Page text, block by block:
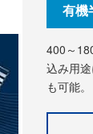
有機
400～
込み用
も可能。